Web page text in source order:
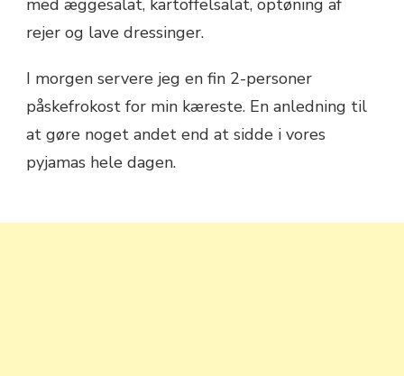
med æggesalat, kartoffelsalat, optøning af
rejer og lave dressinger.
I morgen servere jeg en fin 2-personer
påskefrokost for min kæreste. En anledning til
at gøre noget andet end at sidde i vores
pyjamas hele dagen.